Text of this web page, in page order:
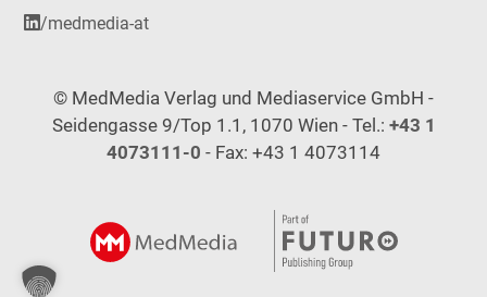
/medmedia-at
© MedMedia Verlag und Mediaservice GmbH -
Seidengasse 9/Top 1.1, 1070 Wien - Tel.: +43 1
4073111-0 - Fax: +43 1 4073114